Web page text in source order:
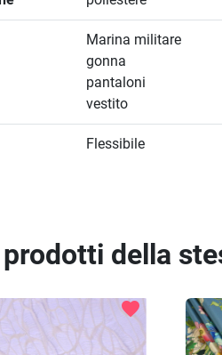
Marina militare
gonna
pantaloni
vestito
Flessibile
della
favorite